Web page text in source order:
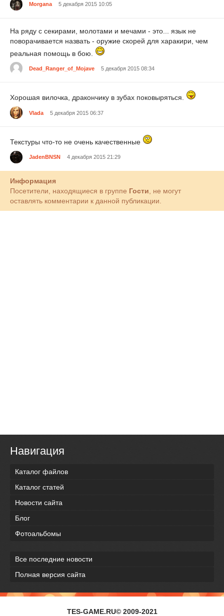
Morgana 5 декабря 2015 10:05
На ряду с секирами, молотами и мечами - это... язык не
поворачивается назвать - оружие скорей для харакири, чем
реальная помощь в бою.
Dead_Ranger_of_Mojave 5 декабря 2015 08:34
Хорошая вилочка, дракончику в зубах поковыряться.
Vlada 5 декабря 2015 06:37
Текстуры что-то не очень качественные
JadenBNSN 4 декабря 2015 21:29
Информация
Посетители, находящиеся в группе Гости , не могут
оставлять комментарии к данной публикации.
Навигация
Каталог файлов
Каталог статей
Новости сайта
Блог
Фотоальбомы
Все последние новости
Полная версия сайта
TES-GAME.RU© 2009-2021